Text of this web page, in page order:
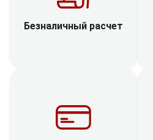
Безналичный расчет